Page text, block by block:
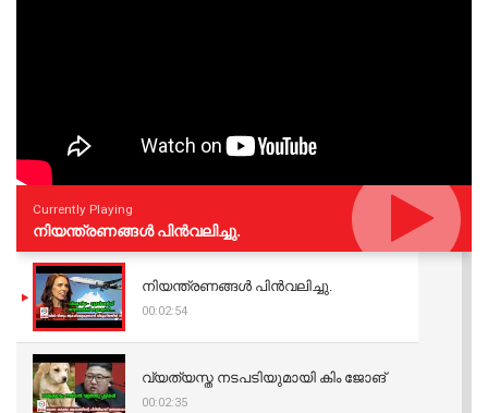
Currently Playing
നിയന്ത്രണങ്ങള്‍ പിന്‍വലിച്ചു.
നിയന്ത്രണങ്ങള്‍ പിന്‍വലിച്ചു.
00:02:54
വ്യത്യസ്ത നടപടിയുമായി കിം ജോങ്
00:02:35